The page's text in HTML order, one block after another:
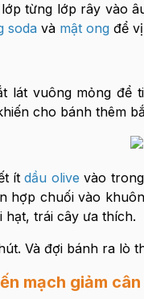
từng lớp rây vào
soda và mật ongđể vị
lát vuông mỏng để
cho bánh thêm
ít dầu olive vào
hợp chuối vào
hạt, trái cây ưa thích.
Và đợi bánh ra lò
mạch giảm